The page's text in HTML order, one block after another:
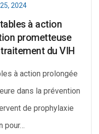
2024
à action
prometteuse
du VIH
à action prolongée
dans la prévention
de prophylaxie
pour…